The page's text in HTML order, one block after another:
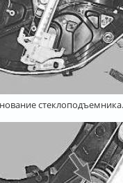
стеклоподъемника.